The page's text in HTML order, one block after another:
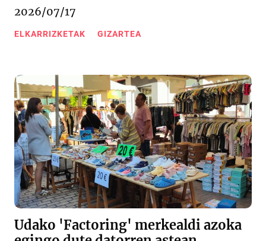
2026/07/17
ELKARRIZKETAK GIZARTEA
Udako 'Factoring' merkealdi azoka